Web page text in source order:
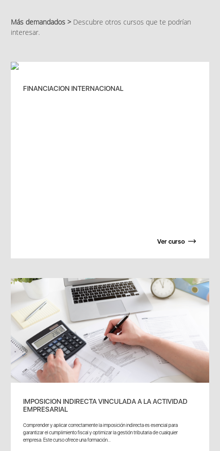
Más demandados > Descubre otros cursos que te podrían
interesar.
FINANCIACION INTERNACIONAL
Ver curso
IMPOSICION INDIRECTA VINCULADA A LA ACTIVIDAD
EMPRESARIAL
Comprender y aplicar correctamente la imposición indirecta es esencial para
garantizar el cumplimiento fiscal y optimizar la gestión tributaria de cualquier
empresa. Este curso ofrece una formación...